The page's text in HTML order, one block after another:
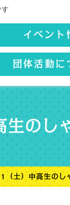
イベント
団体活動に
のし
土）中高生のし